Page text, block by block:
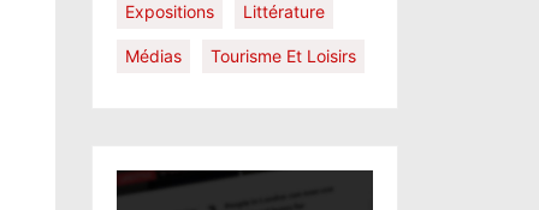
Expositions Littérature
Médias Tourisme Et Loisirs